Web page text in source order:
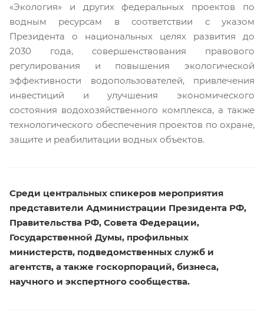
«Экология» и других федеральных проектов по
водным ресурсам в соответствии с указом
Президента о национальных целях развития до
2030 года, совершенствования правового
регулирования и повышения экологической
эффективности водопользователей, привлечения
инвестиций и улучшения экономического
состояния водохозяйственного комплекса, а также
технологического обеспечения проектов по охране,
защите и реабилитации водных объектов.
Среди центральных спикеров мероприятия
представители Администрации Президента РФ,
Правительства РФ, Совета Федерации,
Государственной Думы, профильных
министерств, подведомственных служб и
агентств, а также госкорпораций, бизнеса,
научного и экспертного сообщества.